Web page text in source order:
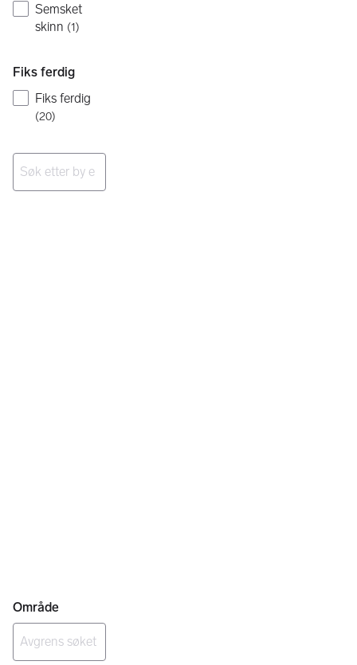
Semsket
skinn (1)
Fiks ferdig
Fiks ferdig
(20)
Område